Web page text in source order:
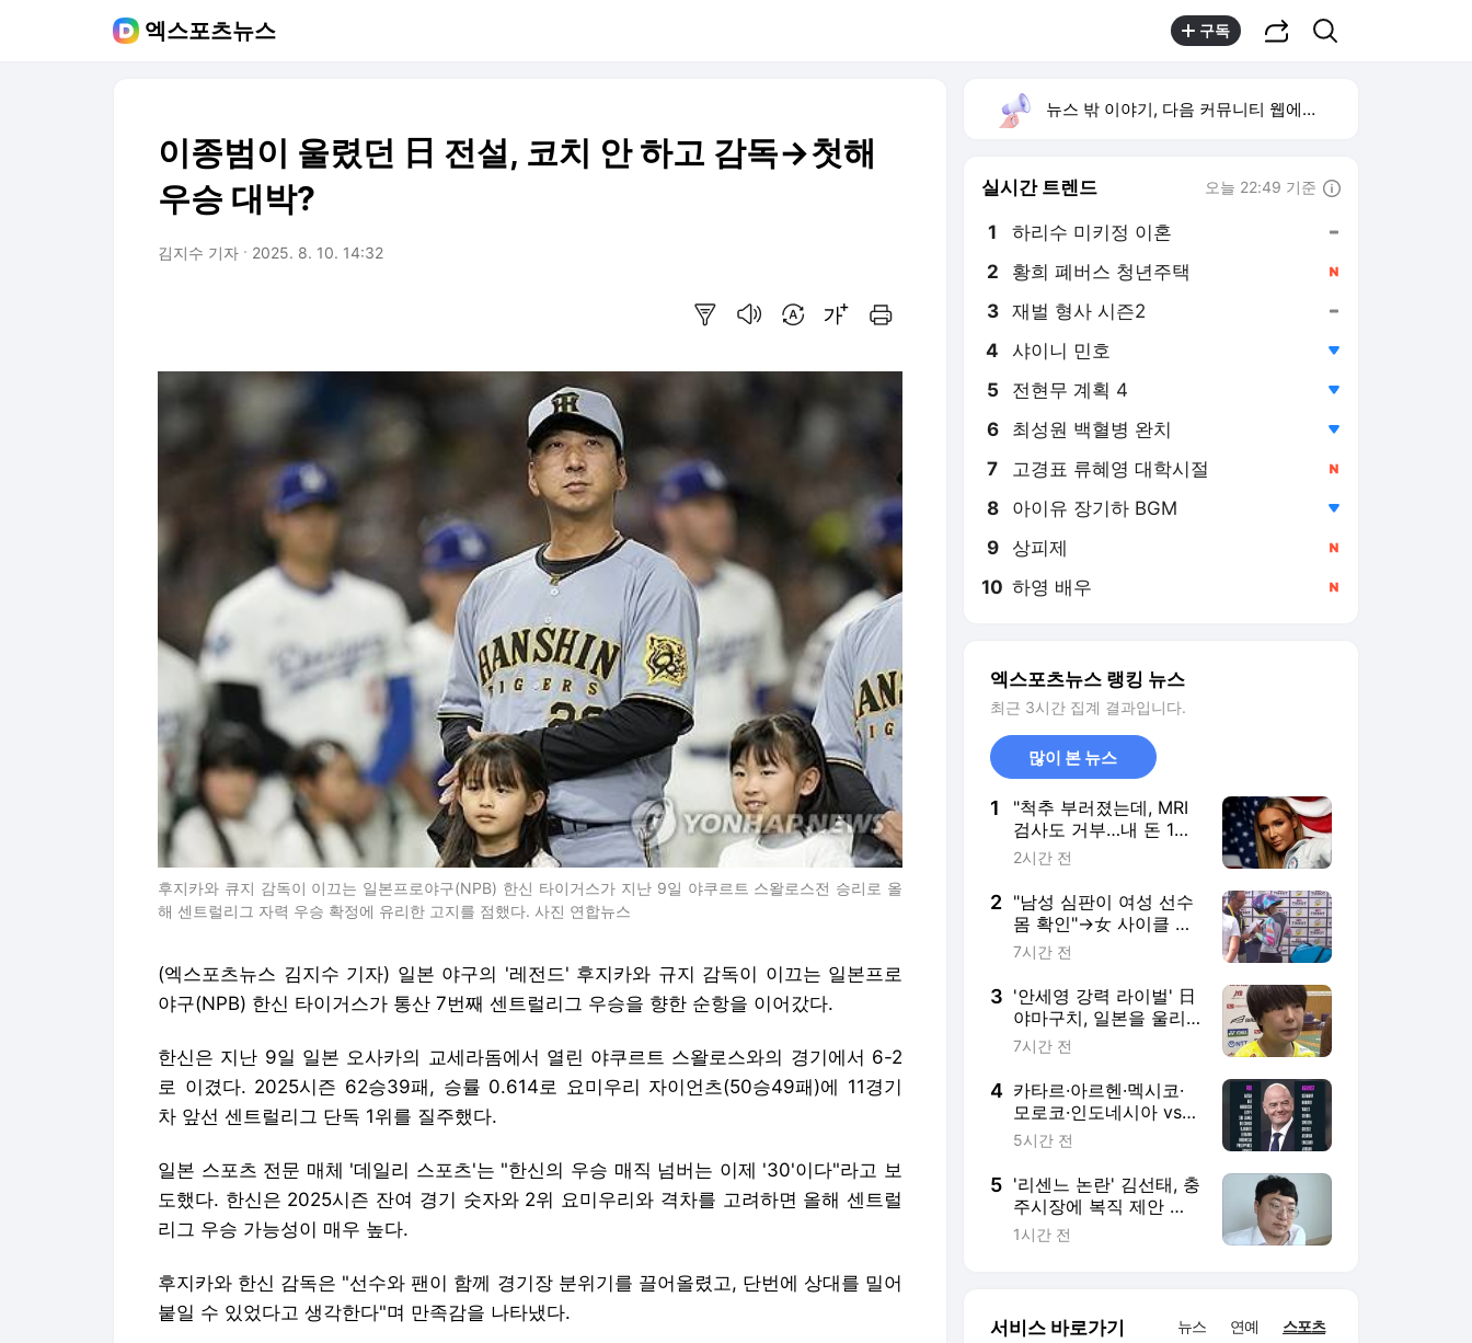
엑스포츠뉴스 구독
이종범이 울렸던 日 전설, 코치 안 하고 감독→첫해
우승 대박?
김지수 기자 2025. 8. 10. 14:32
후지카와 큐지 감독이 이끄는 일본프로야구(NPB) 한신 타이거스가 지난 9일 야쿠르트 스왈로스전 승리로 올
해 센트럴리그 자력 우승 확정에 유리한 고지를 점했다. 사진 연합뉴스
(엑스포츠뉴스 김지수 기자) 일본 야구의 '레전드' 후지카와 규지 감독이 이끄는 일본프로
야구(NPB) 한신 타이거스가 통산 7번째 센트럴리그 우승을 향한 순항을 이어갔다.
한신은 지난 9일 일본 오사카의 교세라돔에서 열린 야쿠르트 스왈로스와의 경기에서 6-2
로 이겼다. 2025시즌 62승39패, 승률 0.614로 요미우리 자이언츠(50승49패)에 11경기
차 앞선 센트럴리그 단독 1위를 질주했다.
일본 스포츠 전문 매체 '데일리 스포츠'는 "한신의 우승 매직 넘버는 이제 '30'이다"라고 보
도했다. 한신은 2025시즌 잔여 경기 숫자와 2위 요미우리와 격차를 고려하면 올해 센트럴
리그 우승 가능성이 매우 높다.
후지카와 한신 감독은 "선수와 팬이 함께 경기장 분위기를 끌어올렸고, 단번에 상대를 밀어
붙일 수 있었다고 생각한다"며 만족감을 나타냈다.
뉴스 밖 이야기, 다음 커뮤니티 웹에서 보기
실시간 트렌드 오늘 22:49 기준
1 하리수 미키정 이혼
2 황희 폐버스 청년주택
3 재벌 형사 시즌2
4 샤이니 민호
5 전현무 계획 4
6 최성원 백혈병 완치
7 고경표 류혜영 대학시절
8 아이유 장기하 BGM
9 상피제
10 하영 배우
엑스포츠뉴스 랭킹 뉴스
최근 3시간 집계 결과입니다.
많이 본 뉴스
1
"척추 부러졌는데, MRI
검사도 거부…내 돈 1억
6000만원으로 수술"→
슬레이협회 고소
2시간 전
2 "남성 심판이 여성 선수
몸 확인"→女 사이클 노
조 격분 "이걸 왜 이슈거
이트 후폭풍 거세다
7시간 전
3 '안세영 강력 라이벌' 日
야마구치, 일본을 울리
다…"지진 피해 입은 이
하겠다" 세계선수권 2연
패 도전
7시간 전
4 카타르·아르헨·멕시코·
모로코·인도네시아 vs
잉글랜드·독일·크로아티
계 축구 분열 점점 더 커
진다, 찬반 국가 어디?
5시간 전
5 '리센느 논란' 김선태, 충
주시장에 복직 제안 받
았다…"돌아올 생각 있
1시간 전
서비스 바로가기 뉴스 연예 스포츠